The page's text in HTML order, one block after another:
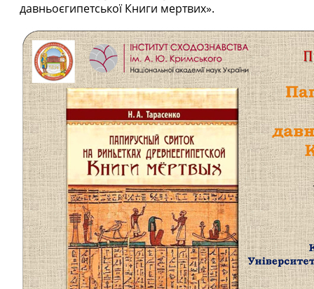
давньоєгипетської Книги мертвих».